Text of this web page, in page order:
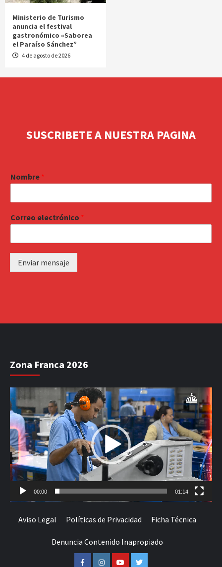
Ministerio de Turismo
anuncia el festival
gastronómico «Saborea
el Paraíso Sánchez”
4 de agosto de 2026
SUSCRIBETE A NUESTRA PAGINA
Nombre *
Correo electrónico *
Enviar mensaje
Zona Franca 2026
Reproductor
de
vídeo
00:00 01:14
Aviso Legal Políticas de Privacidad Ficha Técnica
Denuncia Contenido Inapropiado
FacebookInstagramYoutubeTwitter